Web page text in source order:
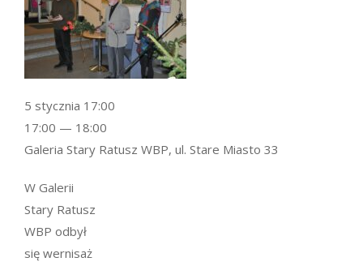
W Galerii
Stary Ratusz
WBP odbył
się wernisaż
5 stycznia 17:00
17:00 — 18:00
Galeria Stary Ratusz WBP, ul. Stare Miasto 33